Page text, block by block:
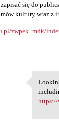
się do
kultury wraz
zwpek_mdk/
https://